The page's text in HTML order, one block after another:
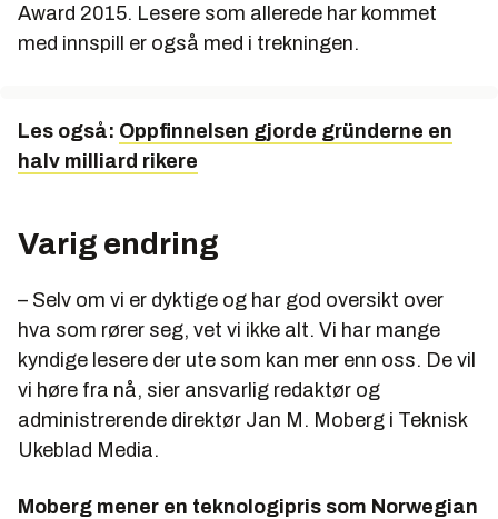
Award 2015. Lesere som allerede har kommet
med innspill er også med i trekningen.
Les også: Oppfinnelsen gjorde gründerne en
halv milliard rikere
Varig endring
– Selv om vi er dyktige og har god oversikt over
hva som rører seg, vet vi ikke alt. Vi har mange
kyndige lesere der ute som kan mer enn oss. De vil
vi høre fra nå, sier ansvarlig redaktør og
administrerende direktør Jan M. Moberg i Teknisk
Ukeblad Media.
Moberg mener en teknologipris som Norwegian